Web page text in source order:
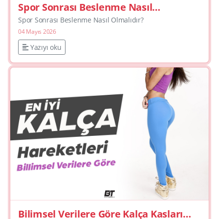
Spor Sonrası Beslenme Nasıl
Olmalıdır?
Spor Sonrası Beslenme Nasıl Olmalıdır?
04 Mayıs 2026
Yazıyı oku
Bilimsel Verilere Göre Kalça Kasları